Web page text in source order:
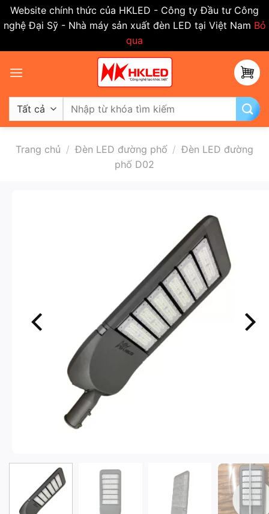
Website chính thức của HKLED - Công ty Đầu tư Công
nghệ Đại Sỹ - Nhà máy sản xuất đèn LED tại Việt Nam Bỏ
qua
qua
dung
Tìm
kiếm:
Trang chủ / Đèn LED đường phố / Đèn LED đường
phố D02